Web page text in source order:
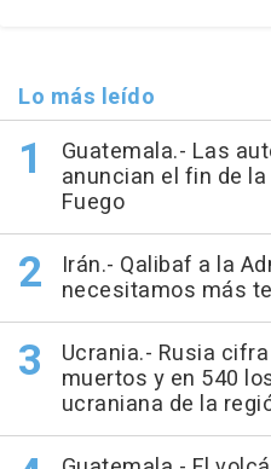
Lo más leído
Guatemala.- Las
anuncian el fin de
Fuego
Irán.- Qalibaf a la
necesitamos más
Ucrania.- Rusia
muertos y en 540
ucraniana de la